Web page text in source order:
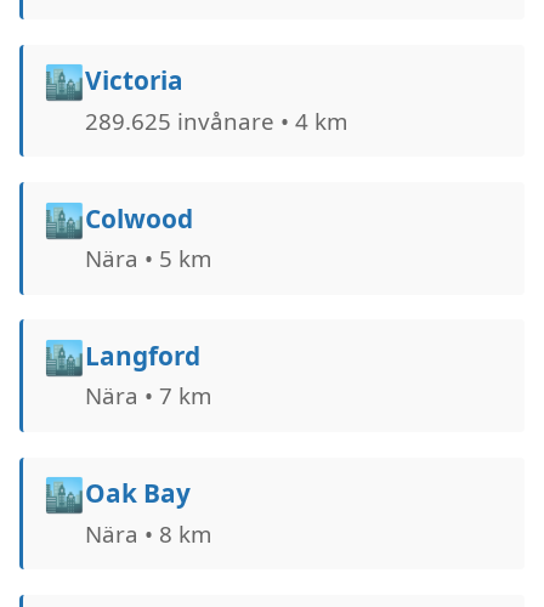
🏙️Victoria
289.625 invånare • 4 km
🏙️Colwood
Nära • 5 km
🏙️Langford
Nära • 7 km
🏙️Oak Bay
Nära • 8 km